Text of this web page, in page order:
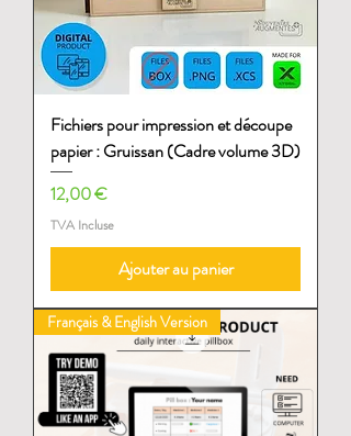
Fichiers pour impression et découpe
papier : Gruissan (Cadre volume 3D)
Prix
12,00 €
TVA Incluse
Ajouter au panier
Français & English Version